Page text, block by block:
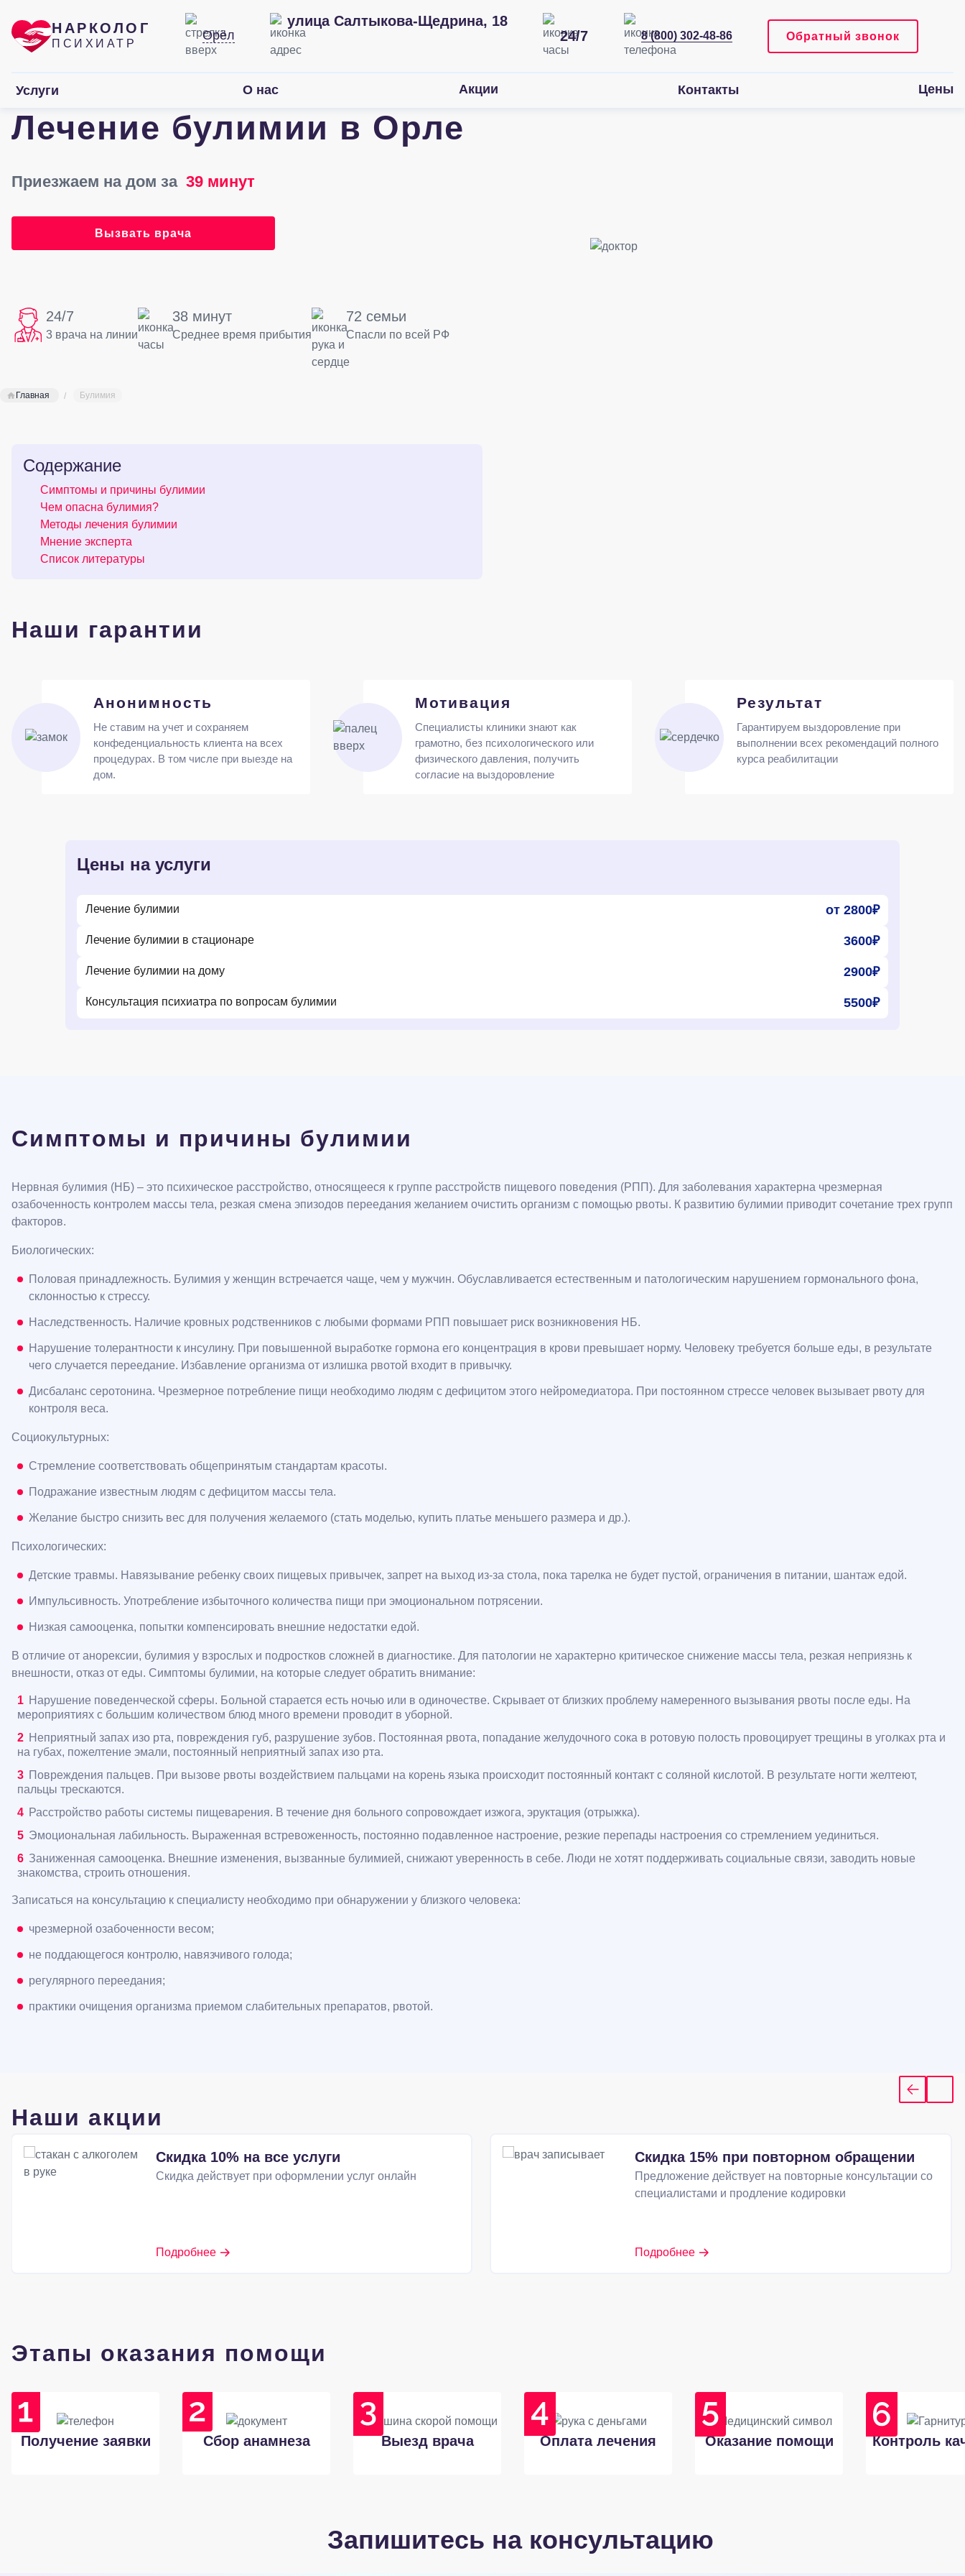
НАРКОЛОГ
ПСИХИАТР
Орёл
улица Салтыкова-Щедрина, 18
24/7
8 (800) 302-48-86 Обратный звонок
Услуги О нас Акции Контакты Цены
Лечение булимии в Орле
Приезжаем на дом за39 минут
Вызвать врача
24/7
3 врача на линии
38 минут
Среднее время прибытия
72 семьи
Спасли по всей РФ
Главная Булимия
Содержание
Симптомы и причины булимии
Чем опасна булимия?
Методы лечения булимии
Мнение эксперта
Список литературы
Наши гарантии
Анонимность
Не ставим на учет и сохраняем
конфеденциальность клиента на всех
процедурах. В том числе при выезде на
дом.
Мотивация
Специалисты клиники знают как
грамотно, без психологического или
физического давления, получить
согласие на выздоровление
Результат
Гарантируем выздоровление при
выполнении всех рекомендаций полного
курса реабилитации
Цены на услуги
Лечение булимии от 2800₽
Лечение булимии в стационаре 3600₽
Лечение булимии на дому 2900₽
Консультация психиатра по вопросам булимии 5500₽
Симптомы и причины булимии
Нервная булимия (НБ) – это психическое расстройство, относящееся к группе расстройств пищевого поведения (РПП). Для заболевания характерна чрезмерная
озабоченность контролем массы тела, резкая смена эпизодов переедания желанием очистить организм с помощью рвоты. К развитию булимии приводит сочетание трех групп
факторов.
Биологических:
Половая принадлежность. Булимия у женщин встречается чаще, чем у мужчин. Обуславливается естественным и патологическим нарушением гормонального фона,
склонностью к стрессу.
Наследственность. Наличие кровных родственников с любыми формами РПП повышает риск возникновения НБ.
Нарушение толерантности к инсулину. При повышенной выработке гормона его концентрация в крови превышает норму. Человеку требуется больше еды, в результате
чего случается переедание. Избавление организма от излишка рвотой входит в привычку.
Дисбаланс серотонина. Чрезмерное потребление пищи необходимо людям с дефицитом этого нейромедиатора. При постоянном стрессе человек вызывает рвоту для
контроля веса.
Социокультурных:
Стремление соответствовать общепринятым стандартам красоты.
Подражание известным людям с дефицитом массы тела.
Желание быстро снизить вес для получения желаемого (стать моделью, купить платье меньшего размера и др.).
Психологических:
Детские травмы. Навязывание ребенку своих пищевых привычек, запрет на выход из-за стола, пока тарелка не будет пустой, ограничения в питании, шантаж едой.
Импульсивность. Употребление избыточного количества пищи при эмоциональном потрясении.
Низкая самооценка, попытки компенсировать внешние недостатки едой.
В отличие от анорексии, булимия у взрослых и подростков сложней в диагностике. Для патологии не характерно критическое снижение массы тела, резкая неприязнь к
внешности, отказ от еды. Симптомы булимии, на которые следует обратить внимание:
Нарушение поведенческой сферы. Больной старается есть ночью или в одиночестве. Скрывает от близких проблему намеренного вызывания рвоты после еды. На
мероприятиях с большим количеством блюд много времени проводит в уборной.
Неприятный запах изо рта, повреждения губ, разрушение зубов. Постоянная рвота, попадание желудочного сока в ротовую полость провоцирует трещины в уголках рта и
на губах, пожелтение эмали, постоянный неприятный запах изо рта.
Повреждения пальцев. При вызове рвоты воздействием пальцами на корень языка происходит постоянный контакт с соляной кислотой. В результате ногти желтеют,
пальцы трескаются.
Расстройство работы системы пищеварения. В течение дня больного сопровождает изжога, эруктация (отрыжка).
Эмоциональная лабильность. Выраженная встревоженность, постоянно подавленное настроение, резкие перепады настроения со стремлением уединиться.
Заниженная самооценка. Внешние изменения, вызванные булимией, снижают уверенность в себе. Люди не хотят поддерживать социальные связи, заводить новые
знакомства, строить отношения.
Записаться на консультацию к специалисту необходимо при обнаружении у близкого человека:
чрезмерной озабоченности весом;
не поддающегося контролю, навязчивого голода;
регулярного переедания;
практики очищения организма приемом слабительных препаратов, рвотой.
Наши акции
Скидка 10% на все услуги
Скидка действует при оформлении услуг онлайн
Подробнее
Скидка 15% при повторном обращении
Предложение действует на повторные консультации со
специалистами и продление кодировки
Подробнее
Этапы оказания помощи
Получение заявки Сбор анамнеза Выезд врача Оплата лечения Оказание помощи Контроль
Запишитесь на консультацию